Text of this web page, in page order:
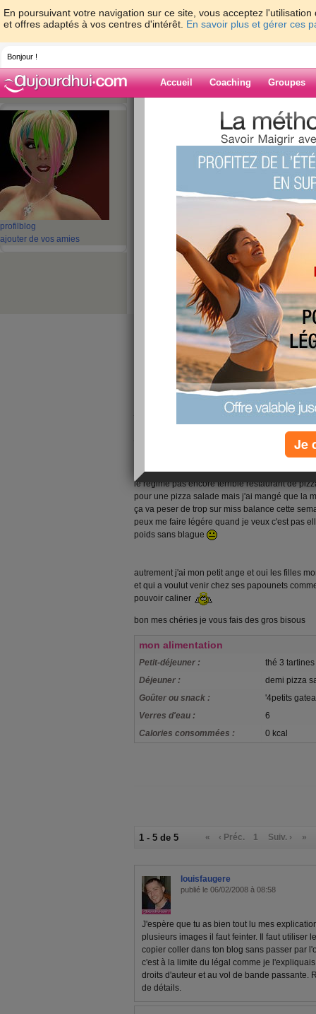
En poursuivant votre navigation sur ce site, vous acceptez
et offres adaptés à vos centres d'intérêt. En savoir plus et gérer ces
Bonjour !
Accueil Coaching Groupes
profil blog
ajouter de vos amies
> > youpi
Blog de
youpi j'ai mon
ça y est le virus est parti c'est en allant
je voulais mettre ses petites bêtes sur mon
sur le bon site, autrement je cale sur les
j'en reste a une pour l'instant et pas trop le
dés que j'aurai un petit moment je vais m'en
le régime pas encore terrible restaurant de
pour une pizza salade mais j'ai mangé que la
ça va peser de trop sur miss balance cette
peux me faire légére quand je veux c'est pas
poids sans blague
autrement j'ai mon petit ange et oui les filles
et qui a voulut venir chez ses papounets
pouvoir caliner
bon mes chéries je vous fais des gros bisous
mon alimentation
Petit-déjeuner :
thé 3
Déjeuner :
demi pizza
Goûter ou snack :
'4petits
Verres d'eau :
6
Calories consommées :
0 kcal
1 - 5 de 5 « ‹ Préc. 1 Suiv. › »
louisfaugere
publié le 06/02/2008 à 08:58
J'espère que tu as bien tout lu mes
plusieurs images il faut feinter. Il faut utiliser
copier coller dans ton blog sans passer par
c'est à la limite du légal comme je
droits d'auteur et au vol de bande passante.
de détails.
Je